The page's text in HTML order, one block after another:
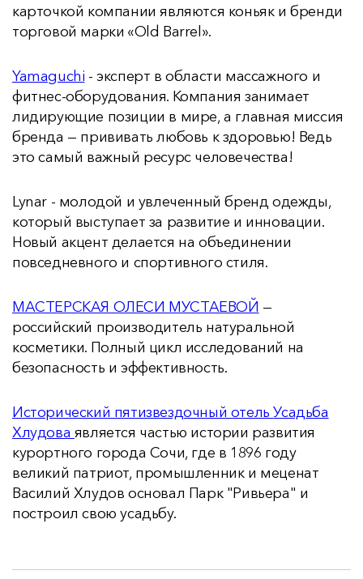
карточкой компании являются коньяк и бренди
торговой марки «Old Barrel».
Yamaguchi - эксперт в области массажного и
фитнес-оборудования. Компания занимает
лидирующие позиции в мире, а главная миссия
бренда — прививать любовь к здоровью! Ведь
это самый важный ресурс человечества!
Lynar - молодой и увлеченный бренд одежды,
который выступает за развитие и инновации.
Новый акцент делается на объединении
повседневного и спортивного стиля.
МАСТЕРСКАЯ ОЛЕСИ МУСТАЕВОЙ —
российский производитель натуральной
косметики. Полный цикл исследований на
безопасность и эффективность.
Исторический пятизвездочный отельУсадьба
Хлудова является частью истории развития
курортного города Сочи, где в 1896 году
великий патриот, промышленник и меценат
Василий Хлудов основал Парк "Ривьера" и
построил свою усадьбу.